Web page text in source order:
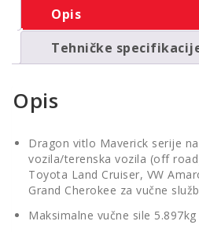
bežičnim
daljinskim
količina
Opis
Tehničke
Opis
Dragon vitlo Maverick serije
vozila/terenska vozila (off
Toyota Land Cruiser, VW
Grand Cherokee za vučne
Maksimalne vučne sile 5.897kg